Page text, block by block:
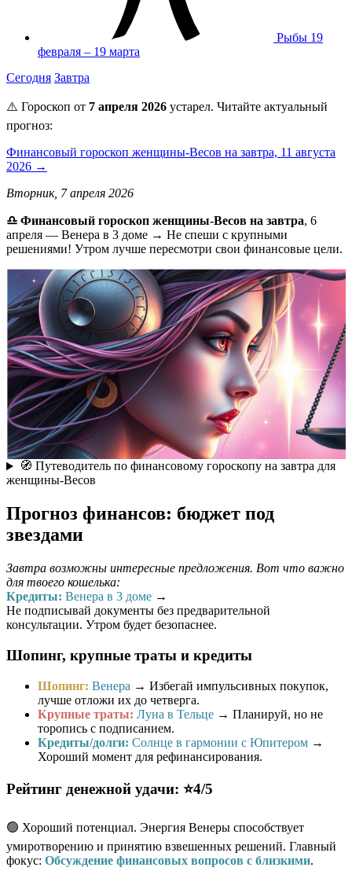
Рыбы 19
февраля – 19 марта
Сегодня Завтра
⚠️ Гороскоп от 7 апреля 2026 устарел. Читайте актуальный
прогноз:
Финансовый гороскоп женщины-Весов на завтра, 11 августа
2026 →
Вторник, 7 апреля 2026
♎ Финансовый гороскоп женщины-Весов на завтра, 6
апреля — Венера в 3 доме → Не спеши с крупными
решениями! Утром лучше пересмотри свои финансовые цели.
🧭 Путеводитель по финансовому гороскопу на завтра для
женщины-Весов
Прогноз финансов: бюджет под
звездами
Завтра возможны интересные предложения. Вот что важно
для твоего кошелька:
Кредиты: Венера в 3 доме →
Не подписывай документы без предварительной
консультации. Утром будет безопаснее.
Шопинг, крупные траты и кредиты
Шопинг: Венера → Избегай импульсивных покупок,
лучше отложи их до четверга.
Крупные траты: Луна в Тельце → Планируй, но не
торопись с подписанием.
Кредиты/долги: Солнце в гармонии с Юпитером →
Хороший момент для рефинансирования.
Рейтинг денежной удачи: ⭐4/5
🟢 Хороший потенциал. Энергия Венеры способствует
умиротворению и принятию взвешенных решений. Главный
фокус: Обсуждение финансовых вопросов с близкими.